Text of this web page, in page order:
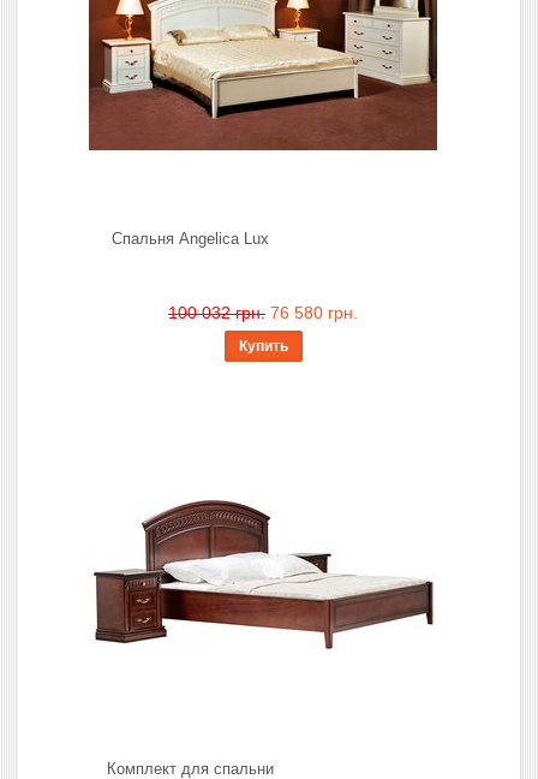
Спальня Angelica Lux
100 032 грн. 76 580 грн.
Купить
Комплект для спальни